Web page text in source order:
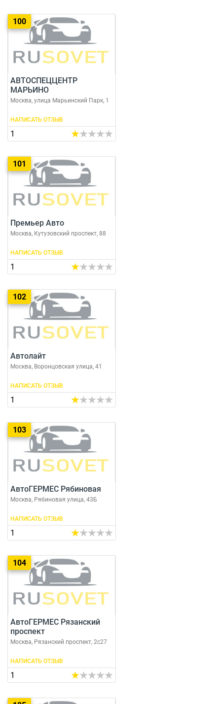
100
АВТОСПЕЦЦЕНТР
МАРЬИНО
Москва, улица Марьинский Парк, 1
НАПИСАТЬ ОТЗЫВ
1
101
Премьер Авто
Москва, Кутузовский проспект, 88
НАПИСАТЬ ОТЗЫВ
1
102
Автолайт
Москва, Воронцовская улица, 41
НАПИСАТЬ ОТЗЫВ
1
103
АвтоГЕРМЕС Рябиновая
Москва, Рябиновая улица, 43Б
НАПИСАТЬ ОТЗЫВ
1
104
АвтоГЕРМЕС Рязанский
проспект
Москва, Рязанский проспект, 2с27
НАПИСАТЬ ОТЗЫВ
1